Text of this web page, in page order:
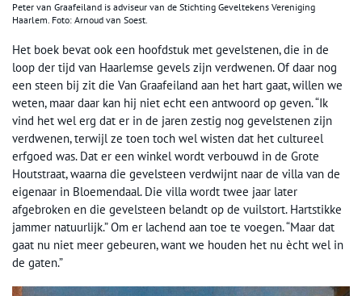
Peter van Graafeiland is adviseur van de Stichting Geveltekens Vereniging
Haarlem. Foto: Arnoud van Soest.
Het boek bevat ook een hoofdstuk met gevelstenen, die in de
loop der tijd van Haarlemse gevels zijn verdwenen. Of daar nog
een steen bij zit die Van Graafeiland aan het hart gaat, willen we
weten, maar daar kan hij niet echt een antwoord op geven. “Ik
vind het wel erg dat er in de jaren zestig nog gevelstenen zijn
verdwenen, terwijl ze toen toch wel wisten dat het cultureel
erfgoed was. Dat er een winkel wordt verbouwd in de Grote
Houtstraat, waarna die gevelsteen verdwijnt naar de villa van de
eigenaar in Bloemendaal. Die villa wordt twee jaar later
afgebroken en die gevelsteen belandt op de vuilstort. Hartstikke
jammer natuurlijk.” Om er lachend aan toe te voegen. “Maar dat
gaat nu niet meer gebeuren, want we houden het nu ècht wel in
de gaten.”